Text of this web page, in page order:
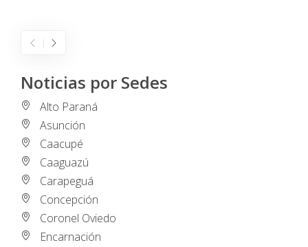
Noticias por Sedes
Alto Paraná
Asunción
Caacupé
Caaguazú
Carapeguá
Concepción
Coronel Oviedo
Encarnación